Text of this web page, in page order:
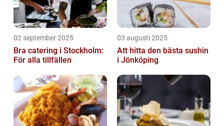
02 september 2025
Bra catering i Stockholm:
För alla tillfällen
03 augusti 2025
Att hitta den bästa sushin
i Jönköping